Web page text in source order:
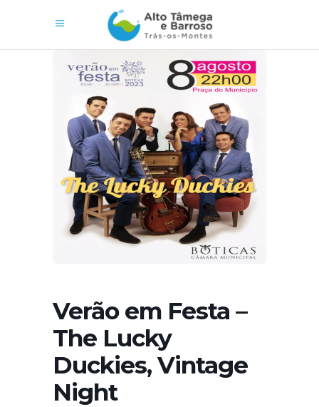
Verão em Festa –
The Lucky
Duckies, Vintage
Night